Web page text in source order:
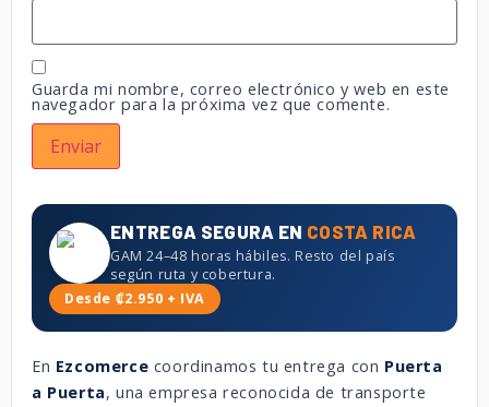
Guarda mi nombre, correo electrónico y web en este
navegador para la próxima vez que comente.
ENTREGA SEGURA EN COSTA RICA
GAM 24–48 horas hábiles. Resto del país
según ruta y cobertura.
Desde ₡2.950 + IVA
En Ezcomerce coordinamos tu entrega con Puerta
a Puerta, una empresa reconocida de transporte